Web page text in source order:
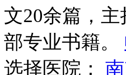
文20余篇，
部专业书籍。
选择医院：